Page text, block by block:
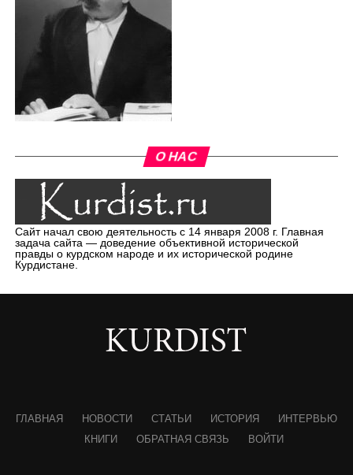
О НАС
Сайт начал свою деятельность с 14 января 2008 г. Главная
задача сайта — доведение объективной исторической
правды о курдском народе и их исторической родине
Курдистане.
ГЛАВНАЯ НОВОСТИ СТАТЬИ ИСТОРИЯ
ИНТЕРВЬЮ
КНИГИ
ОБРАТНАЯ СВЯЗЬ ВОЙТИ